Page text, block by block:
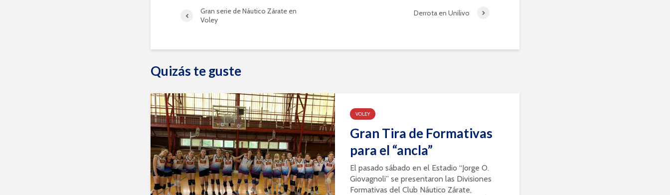
Gran serie de Náutico Zárate en
Voley
Derrota en Unilivo
Quizás te guste
VOLEY
Gran Tira de Formativas
para el “ancla”
El pasado sábado en el Estadio “Jorge O.
Giovagnoli” se presentaron las Divisiones
Formativas del Club Náutico Zárate,